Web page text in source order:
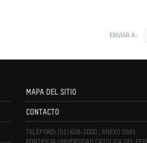
ENVIAR A:
MAPA DEL SITIO
CONTACTO
TELÉFONO: (51) 626-2000 , ANEXO 5581